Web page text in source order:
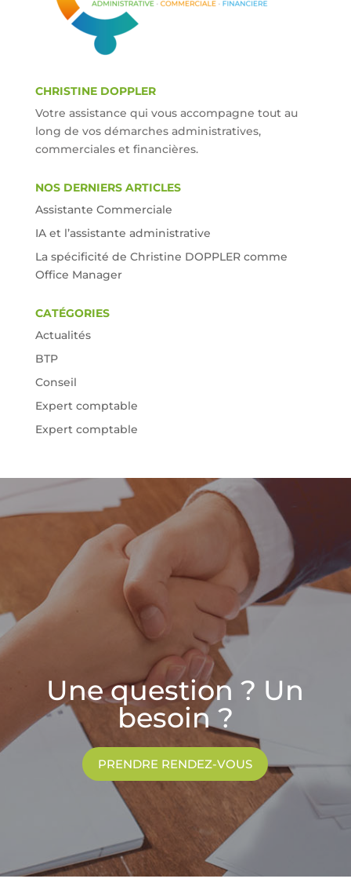
CHRISTINE DOPPLER
Votre assistance qui vous accompagne tout au
long de vos démarches administratives,
commerciales et financières.
NOS DERNIERS ARTICLES
Assistante Commerciale
IA et l’assistante administrative
La spécificité de Christine DOPPLER comme
Office Manager
CATÉGORIES
Actualités
BTP
Conseil
Expert comptable
Expert comptable
Une question ? Un
besoin ?
PRENDRE RENDEZ-VOUS